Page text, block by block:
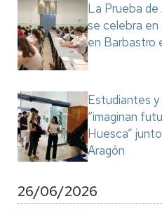
La Prueba de
se celebra en
en Barbastro
Estudiantes
“imaginan
Huesca”
Aragón
26/06/2026